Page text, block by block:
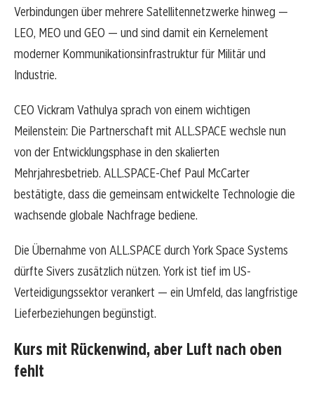
Verbindungen über mehrere Satellitennetzwerke hinweg —
LEO, MEO und GEO — und sind damit ein Kernelement
moderner Kommunikationsinfrastruktur für Militär und
Industrie.
CEO Vickram Vathulya sprach von einem wichtigen
Meilenstein: Die Partnerschaft mit ALL.SPACE wechsle nun
von der Entwicklungsphase in den skalierten
Mehrjahresbetrieb. ALL.SPACE-Chef Paul McCarter
bestätigte, dass die gemeinsam entwickelte Technologie die
wachsende globale Nachfrage bediene.
Die Übernahme von ALL.SPACE durch York Space Systems
dürfte Sivers zusätzlich nützen. York ist tief im US-
Verteidigungssektor verankert — ein Umfeld, das langfristige
Lieferbeziehungen begünstigt.
Kurs mit Rückenwind, aber Luft nach oben
fehlt